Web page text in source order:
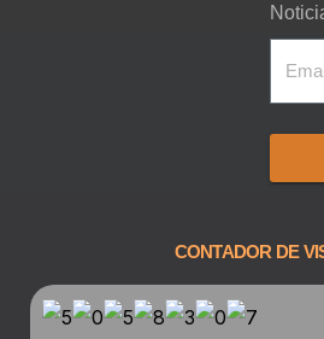
CONTADOR DE